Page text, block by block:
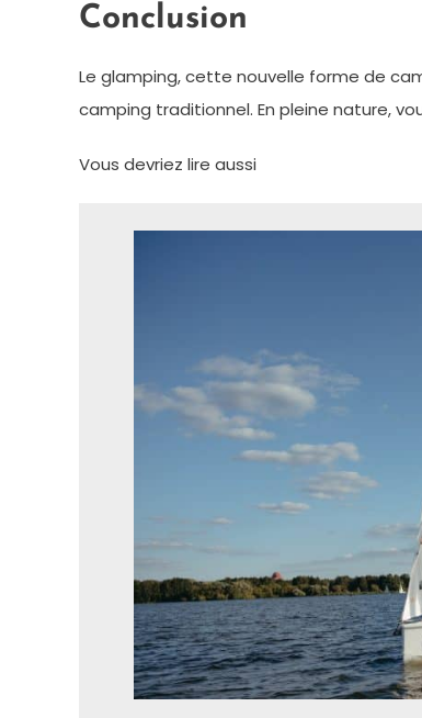
Conclusion
Le glamping, cette nouvelle forme de
camping traditionnel. En pleine nature,
Vous devriez lire aussi